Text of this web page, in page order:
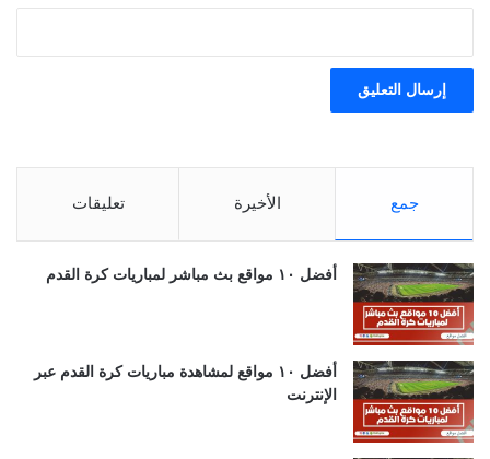
جمع الأخيرة تعليقات
أفضل ١٠ مواقع بث مباشر لمباريات كرة القدم
أفضل ١٠ مواقع لمشاهدة مباريات كرة القدم عبر
الإنترنت